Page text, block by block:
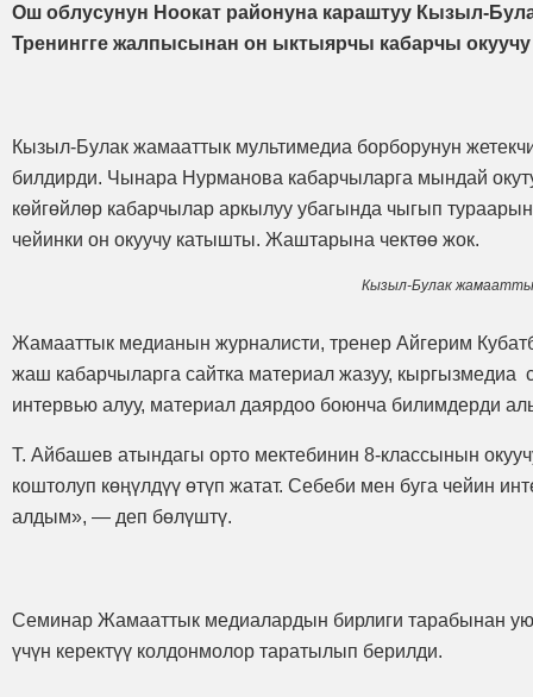
Ош облусунун Ноокат районуна караштуу Кызыл-
Тренингге жалпысынан он ыктыярчы кабарчы
Кызыл-Булак жамааттык мультимедиа борборунун
билдирди. Чынара Нурманова кабарчыларга мындай
көйгөйлөр кабарчылар аркылуу убагында чыгып
чейинки он окуучу катышты. Жаштарына чектөө жок.
Кызыл-Булак
Жамааттык медианын журналисти, тренер Айгерим
жаш кабарчыларга сайтка материал жазуу, кыргызмедиа
интервью алуу, материал даярдоо боюнча билимдерди
Т. Айбашев атындагы орто мектебинин 8-классынын
коштолуп көңүлдүү өтүп жатат. Себеби мен буга чейин
алдым», — деп бөлүштү.
Семинар Жамааттык медиалардын бирлиги тарабынан
үчүн керектүү колдонмолор таратылып берилди.